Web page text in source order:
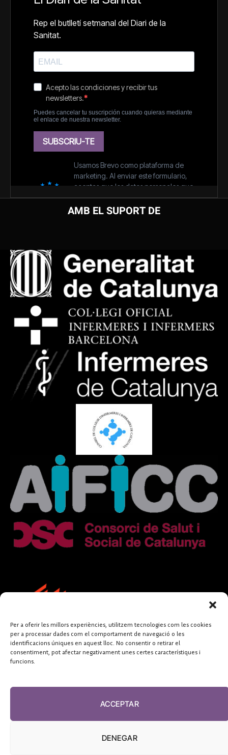
Per a oferir les millors experiències, utilitzem tecnologies com les cookies
per a processar dades com el comportament de navegació o les
identificacions úniques en aquest lloc. No consentir o retirar el
consentiment, pot afectar negativament unes certes característiques i
funcions.
ACCEPTAR
DENEGAR
AMB EL SUPORT DE
FUNDACIÓ